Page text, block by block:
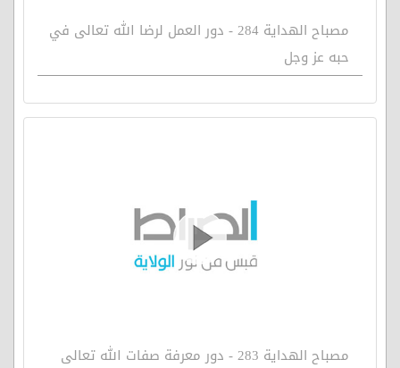
مصباح الهداية 284 - دور العمل لرضا الله تعالى في
حبه عز وجل
مصباح الهداية 283 - دور معرفة صفات الله تعالى